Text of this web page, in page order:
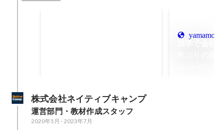
株式会社ネイティブキャンプ
運営部門・教材作成スタッフ
2020年5月 -2023年7月